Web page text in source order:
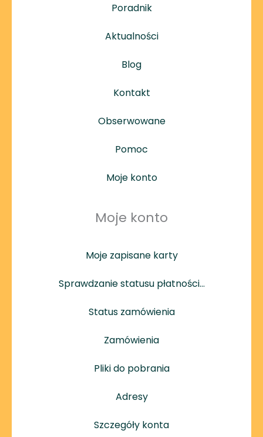
Poradnik
Aktualności
Blog
Kontakt
Obserwowane
Pomoc
Moje konto
Moje konto
Moje zapisane karty
Sprawdzanie statusu płatności…
Status zamówienia
Zamówienia
Pliki do pobrania
Adresy
Szczegóły konta